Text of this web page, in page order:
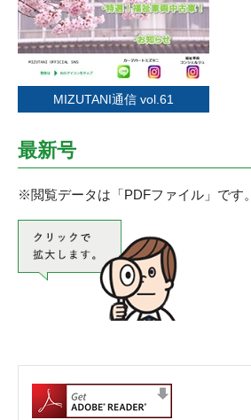
MIZUTANI通信 vol.61
最新号
※閲覧データは「PDFファイル」です。